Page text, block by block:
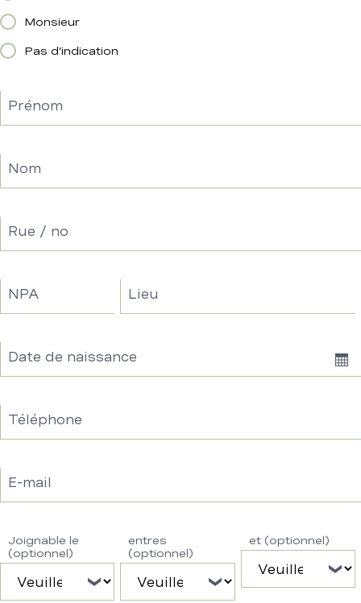
Monsieur
Pas d’indication
Prénom
Nom
Rue / no
NPA Lieu
Date de naissance
Téléphone
E-mail
Joignable le
(optionnel)
entres
(optionnel)
et (optionnel)